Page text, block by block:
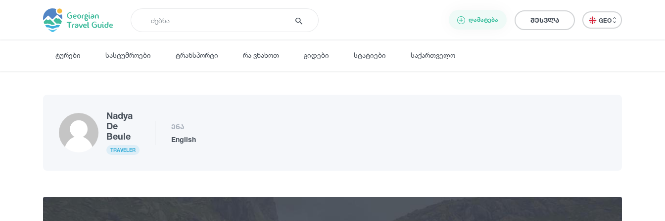
ᲓᲐᲛᲐᲢᲔᲑᲐ შესვლა GEO
ტურები სასტუმროები ტრანსპორტი რა ვნახოთ გიდები სტატიები საქართველო
Nadya
De
Beule
TRAVELER
ენა
English